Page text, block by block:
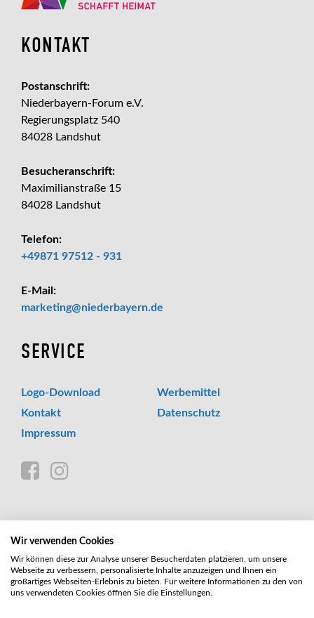
Wir verwenden Cookies
Wir können diese zur Analyse unserer Besucherdaten platzieren, um unsere
Webseite zu verbessern, personalisierte Inhalte anzuzeigen und Ihnen ein
großartiges Webseiten-Erlebnis zu bieten. Für weitere Informationen zu den von
uns verwendeten Cookies öffnen Sie die Einstellungen.
KONTAKT
Postanschrift:
Niederbayern-Forum e.V.
Regierungsplatz 540
84028 Landshut
Besucheranschrift:
Maximilianstraße 15
84028 Landshut
Telefon:
+49871 97512 - 931
E-Mail:
marketing
_at_
niederbayern.de
SERVICE
Logo-Download
Werbemittel
Kontakt
Datenschutz
Impressum